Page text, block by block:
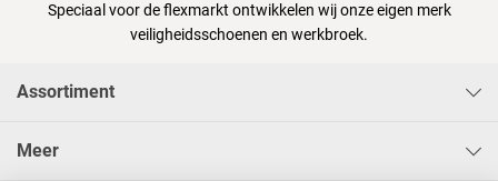
Speciaal voor de flexmarkt ontwikkelen wij onze eigen merk
veiligheidsschoenen en werkbroek.
Assortiment
Meer